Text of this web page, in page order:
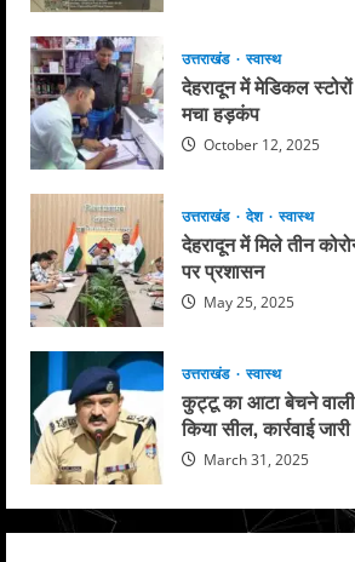
उत्तराखंड स्वास्थ
देहरादून में मेडिकल
मचा हड़कंप
October 12, 2025
उत्तराखंड देश स्वास्थ
देहरादून में मिले तीन
पर प्रशासन
May 25, 2025
उत्तराखंड स्वास्थ
कुट्टू का आटा बेचने
किया सील, कार्रवाई जारी
March 31, 2025